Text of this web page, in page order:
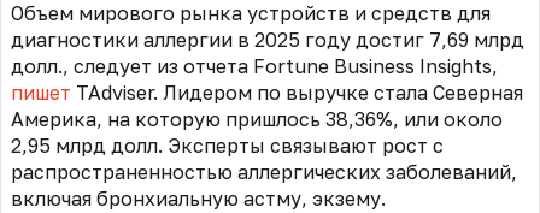
Объем мирового рынка устройств и средств для
диагностики аллергии в 2025 году достиг 7,69 млрд
долл., следует из отчета Fortune Business Insights,
пишет TAdviser. Лидером по выручке стала Северная
Америка, на которую пришлось 38,36%, или около
2,95 млрд долл. Эксперты связывают рост с
распространенностью аллергических заболеваний,
включая бронхиальную астму, экзему.